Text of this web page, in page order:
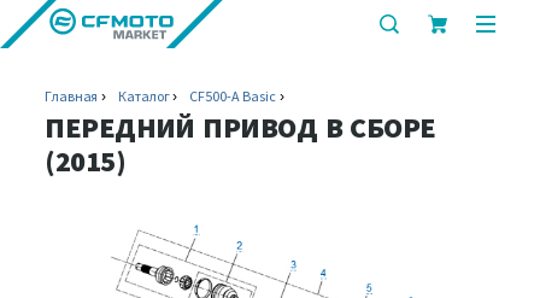
показать
поиска
Главная Каталог CF500-A Basic
ПЕРЕДНИЙ ПРИВОД В СБОРЕ
(2015)